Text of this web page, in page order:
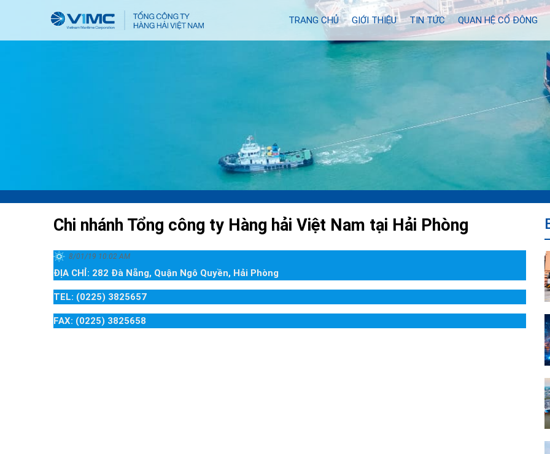
TRANG CHỦ GIỚI THIỆU TIN TỨC QUAN HỆ CỔ ĐÔNG
Chi nhánh Tổng công ty Hàng hải Việt Nam tại Hải Phòng
8/01/19 10:02 AM
ĐỊA CHỈ: 282 Đà Nẵng, Quận Ngô Quyền, Hải Phòng
TEL: (0225) 3825657
FAX: (0225) 3825658